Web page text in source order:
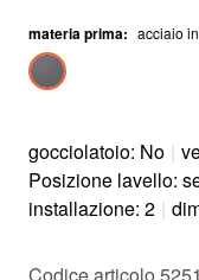
materia prima: acciaio
gocciolatoio: No |
Posizione lavello:
installazione: 2 |